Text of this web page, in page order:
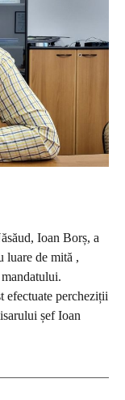
Ioan Borș, a
de mită ,
efectuate percheziții
șef Ioan